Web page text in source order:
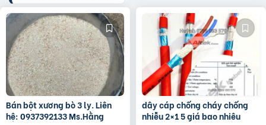
Bán bột xương bò 3 ly. Liên
hệ: 0937392133 Ms.Hằng
dây cáp chống cháy chống
nhiễu 2×1 5 giá bao nhiêu